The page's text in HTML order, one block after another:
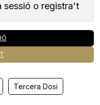
sessió o registra't
Tercera Dosi